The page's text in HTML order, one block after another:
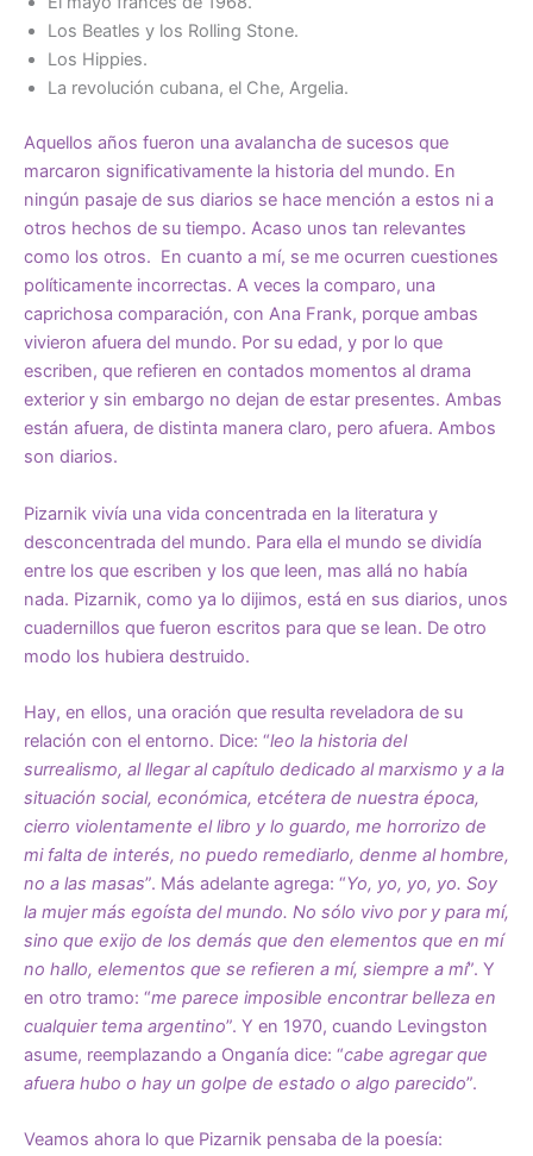
Los Beatles y los Rolling Stone.
Los Hippies.
La revolución cubana, el Che, Argelia.
Aquellos años fueron una avalancha de sucesos que
marcaron significativamente la historia del mundo. En
ningún pasaje de sus diarios se hace mención a estos ni a
otros hechos de su tiempo. Acaso unos tan relevantes
como los otros. En cuanto a mí, se me ocurren cuestiones
políticamente incorrectas. A veces la comparo, una
caprichosa comparación, con Ana Frank, porque ambas
vivieron afuera del mundo. Por su edad, y por lo que
escriben, que refieren en contados momentos al drama
exterior y sin embargo no dejan de estar presentes. Ambas
están afuera, de distinta manera claro, pero afuera. Ambos
son diarios.
Pizarnik vivía una vida concentrada en la literatura y
desconcentrada del mundo. Para ella el mundo se dividía
entre los que escriben y los que leen, mas allá no había
nada. Pizarnik, como ya lo dijimos, está en sus diarios, unos
cuadernillos que fueron escritos para que se lean. De otro
modo los hubiera destruido.
Hay, en ellos, una oración que resulta reveladora de su
relación con el entorno. Dice: “leo la historia del
surrealismo, al llegar al capítulo dedicado al marxismo y a la
situación social, económica, etcétera de nuestra época,
cierro violentamente el libro y lo guardo, me horrorizo de
mi falta de interés, no puedo remediarlo, denme al hombre,
no a las masas”. Más adelante agrega: “Yo, yo, yo, yo. Soy
la mujer más egoísta del mundo. No sólo vivo por y para mí,
sino que exijo de los demás que den elementos que en mí
no hallo, elementos que se refieren a mí, siempre a mí”. Y
en otro tramo: “me parece imposible encontrar belleza en
cualquier tema argentino”. Y en 1970, cuando Levingston
asume, reemplazando a Onganía dice: “cabe agregar que
afuera hubo o hay un golpe de estado o algo parecido”.
Veamos ahora lo que Pizarnik pensaba de la poesía: